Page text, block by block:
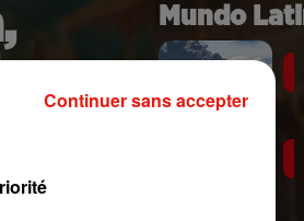
débarqué
Mundo
Continuer sans accepter